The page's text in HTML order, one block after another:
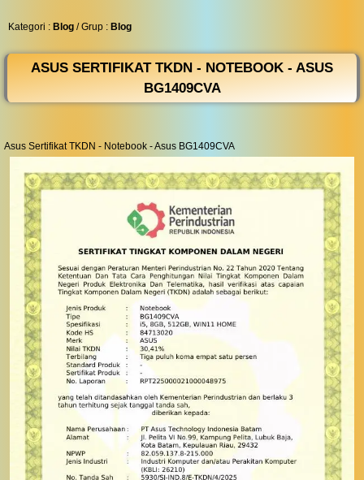
Kategori : Blog / Grup : Blog
ASUS SERTIFIKAT TKDN - NOTEBOOK - ASUS
BG1409CVA
Asus Sertifikat TKDN - Notebook - Asus BG1409CVA